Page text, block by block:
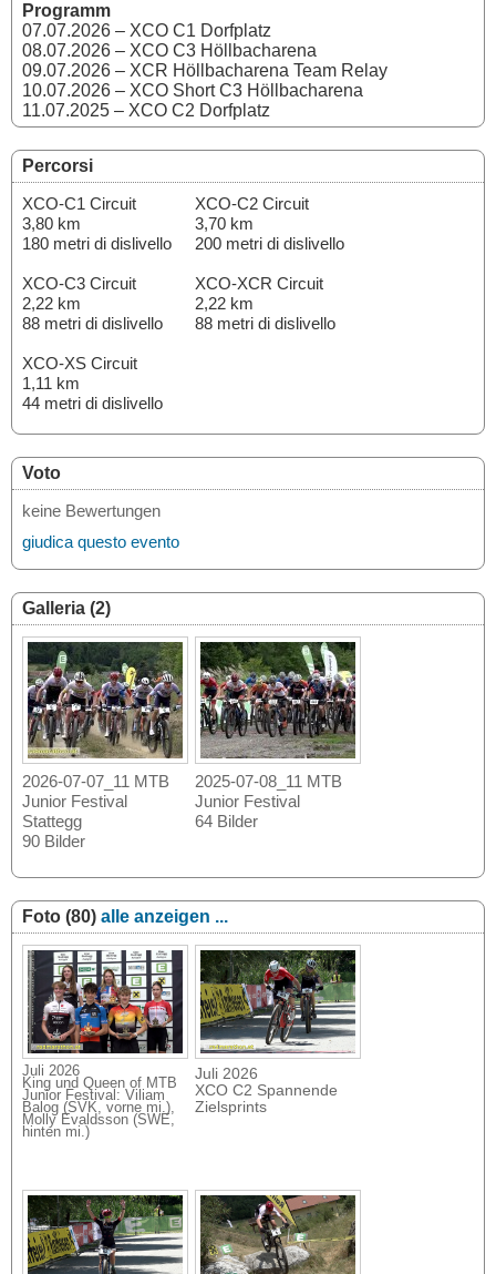
Programm
07.07.2026 – XCO C1 Dorfplatz
08.07.2026 – XCO C3 Höllbacharena
09.07.2026 – XCR Höllbacharena Team Relay
10.07.2026 – XCO Short C3 Höllbacharena
11.07.2025 – XCO C2 Dorfplatz
Percorsi
XCO-C1 Circuit
3,80 km
180 metri di dislivello
XCO-C2 Circuit
3,70 km
200 metri di dislivello
XCO-C3 Circuit
2,22 km
88 metri di dislivello
XCO-XCR Circuit
2,22 km
88 metri di dislivello
XCO-XS Circuit
1,11 km
44 metri di dislivello
Voto
keine Bewertungen
giudica questo evento
Galleria (2)
2026-07-07_11 MTB
Junior Festival
Stattegg
90 Bilder
2025-07-08_11 MTB
Junior Festival
64 Bilder
Foto (80) alle anzeigen ...
Juli 2026
King und Queen of MTB
Junior Festival: Viliam
Balog (SVK, vorne mi.),
Molly Evaldsson (SWE,
hinten mi.)
Juli 2026
XCO C2 Spannende
Zielsprints